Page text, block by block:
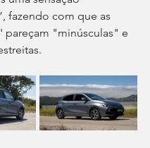
fazendo com que as
pareçam "minúsculas" e